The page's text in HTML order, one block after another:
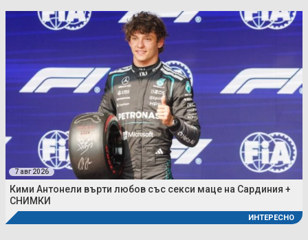
7 авг 2026
Кими Антонели върти любов със секси маце на Сардиния +
СНИМКИ
ИНТЕРЕСНО